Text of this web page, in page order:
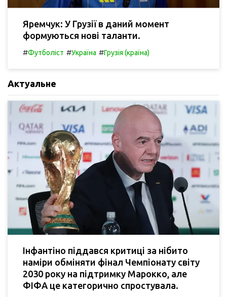
Яремчук: У Грузії в даний момент
формуються нові таланти.
#Футболіст #Україна #Грузія (країна)
Актуальне
Інфантіно піддався критиці за нібито
наміри обміняти фінал Чемпіонату світу
2030 року на підтримку Марокко, але
ФІФА це категорично спростувала.